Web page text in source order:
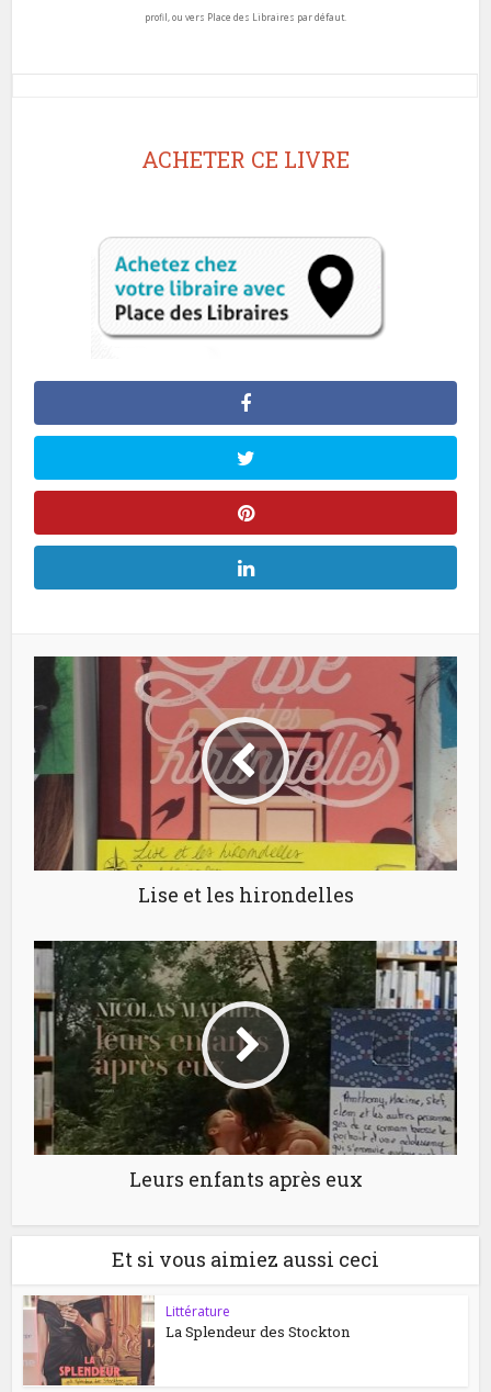
profil, ou vers Place des Libraires par défaut.
ACHETER CE LIVRE
Lise et les hirondelles
Leurs enfants après eux
Et si vous aimiez aussi ceci
Littérature
La Splendeur des Stockton